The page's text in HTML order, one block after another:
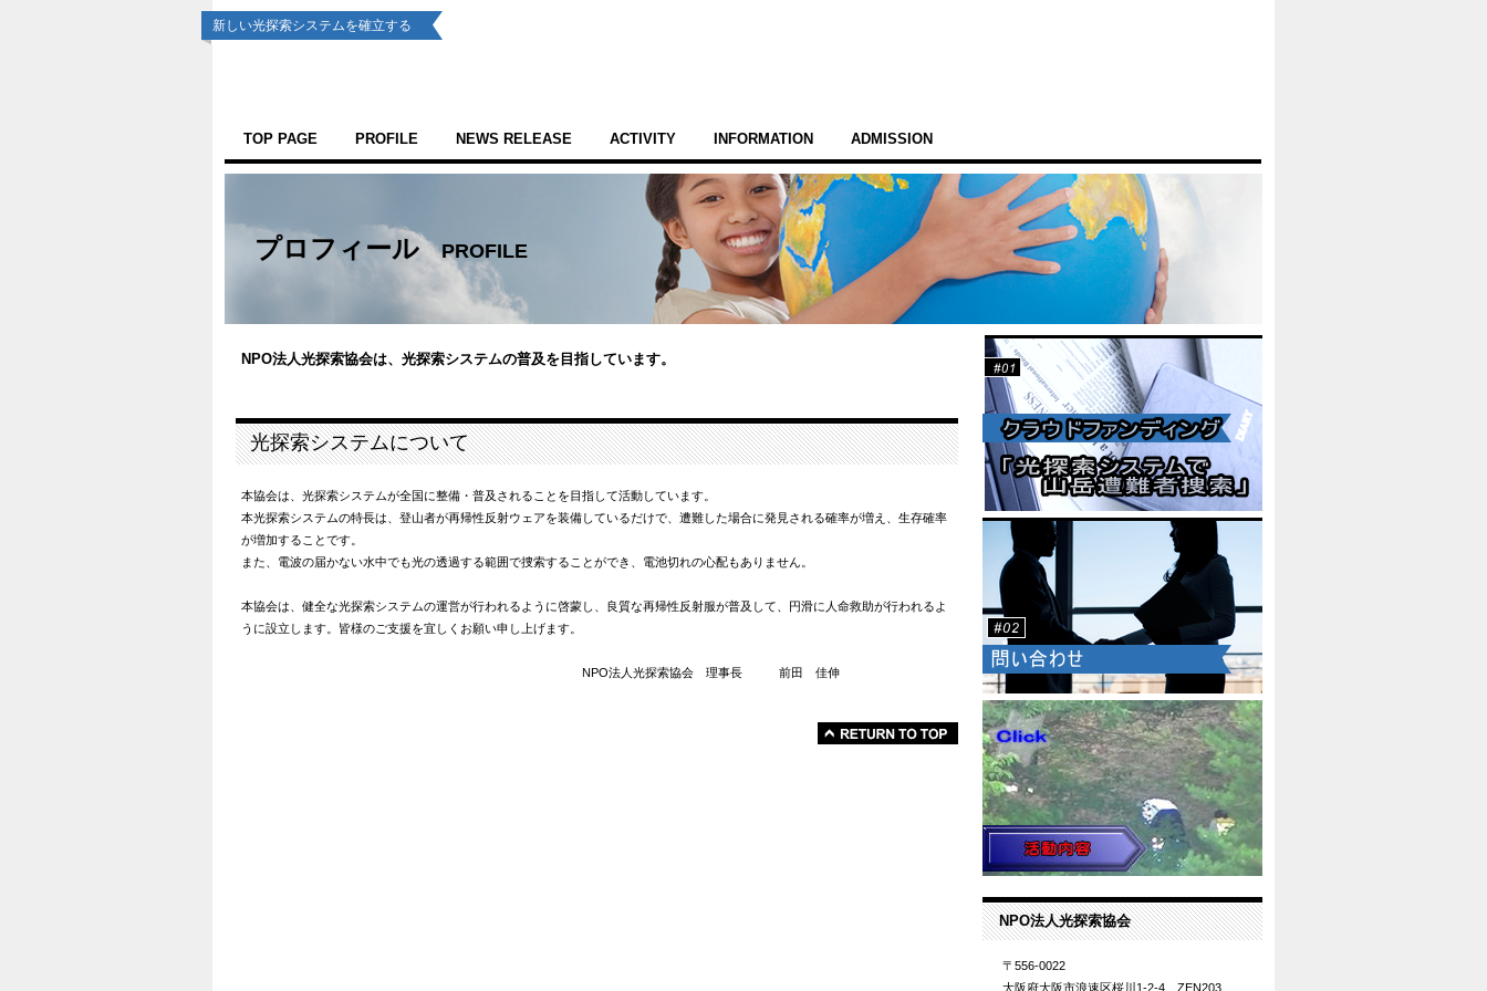
新しい光探索システムを確立する
プロフィール PROFILE
NPO法人光探索協会は、光探索システムの普及を目指しています。
光探索システムについて
本協会は、光探索システムが全国に整備・普及されることを目指して活動しています。
本光探索システムの特長は、登山者が再帰性反射ウェアを装備しているだけで、遭難した場合に発見される確率が増え、生存確率
が増加することです。
また、電波の届かない水中でも光の透過する範囲で捜索することができ、電池切れの心配もありません。
本協会は、健全な光探索システムの運営が行われるように啓蒙し、良質な再帰性反射服が普及して、円滑に人命救助が行われるよ
うに設立します。皆様のご支援を宜しくお願い申し上げます。
NPO法人光探索協会 理事長 前田 佳伸
TOP PAGE PROFILE NEWS RELEASE ACTIVITY INFORMATION ADMISSION
NPO法人光探索協会
〒556-0022
大阪府大阪市浪速区桜川1-2-4 ZEN203